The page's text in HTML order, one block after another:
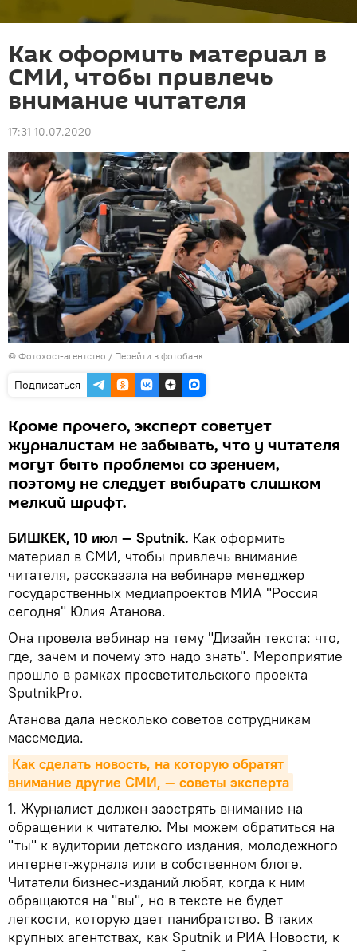
Как оформить материал в
СМИ, чтобы привлечь
внимание читателя
17:31 10.07.2020
© Фотохост-агентство / Перейти в фотобанк
Подписаться
Кроме прочего, эксперт советует
журналистам не забывать, что у читателя
могут быть проблемы со зрением,
поэтому не следует выбирать слишком
мелкий шрифт.
БИШКЕК, 10 июл — Sputnik. Как оформить
материал в СМИ, чтобы привлечь внимание
читателя, рассказала на вебинаре менеджер
государственных медиапроектов МИА "Россия
сегодня" Юлия Атанова.
Она провела вебинар на тему "Дизайн текста: что,
где, зачем и почему это надо знать". Мероприятие
прошло в рамках просветительского проекта
SputnikPro.
Атанова дала несколько советов сотрудникам
массмедиа.
Как сделать новость, на которую обратят
внимание другие СМИ, — советы эксперта
1. Журналист должен заострять внимание на
обращении к читателю. Мы можем обратиться на
"ты" к аудитории детского издания, молодежного
интернет-журнала или в собственном блоге.
Читатели бизнес-изданий любят, когда к ним
обращаются на "вы", но в тексте не будет
легкости, которую дает панибратство. В таких
крупных агентствах, как Sputnik и РИА Новости, к